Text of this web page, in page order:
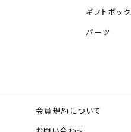
ギフトボッ
パーツ
会員規約について